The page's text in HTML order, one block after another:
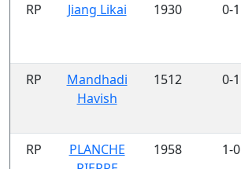
RP Jiang Likai 1930 0-1
RP
Mandhadi
Havish
1512 0-1
RP
PLANCHE
1958 1-0